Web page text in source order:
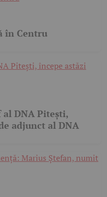
în Centru
DNA Pitești,
adjunct al DNA